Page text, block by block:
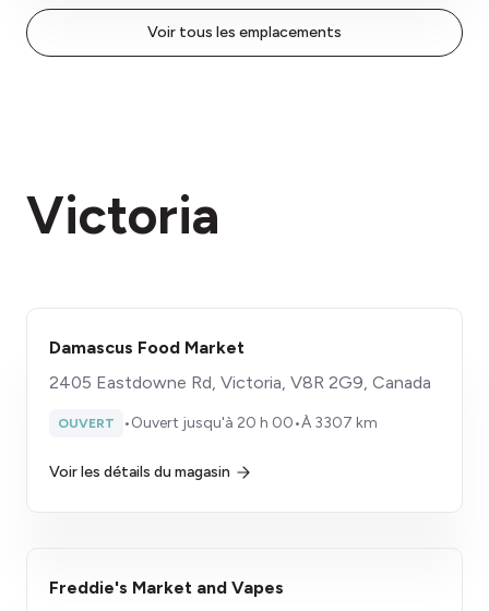
Voir tous les emplacements
Victoria
Damascus Food Market
2405 Eastdowne Rd, Victoria, V8R 2G9, Canada
OUVERT •Ouvert jusqu'à 20 h 00•À 3307 km
Voir les détails du magasin
Freddie's Market and Vapes